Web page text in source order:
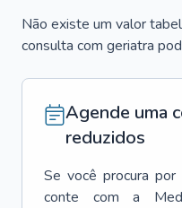
Não existe um valor
consulta com geriatra
Agende uma
reduzidos
Se você procura por
conte com a